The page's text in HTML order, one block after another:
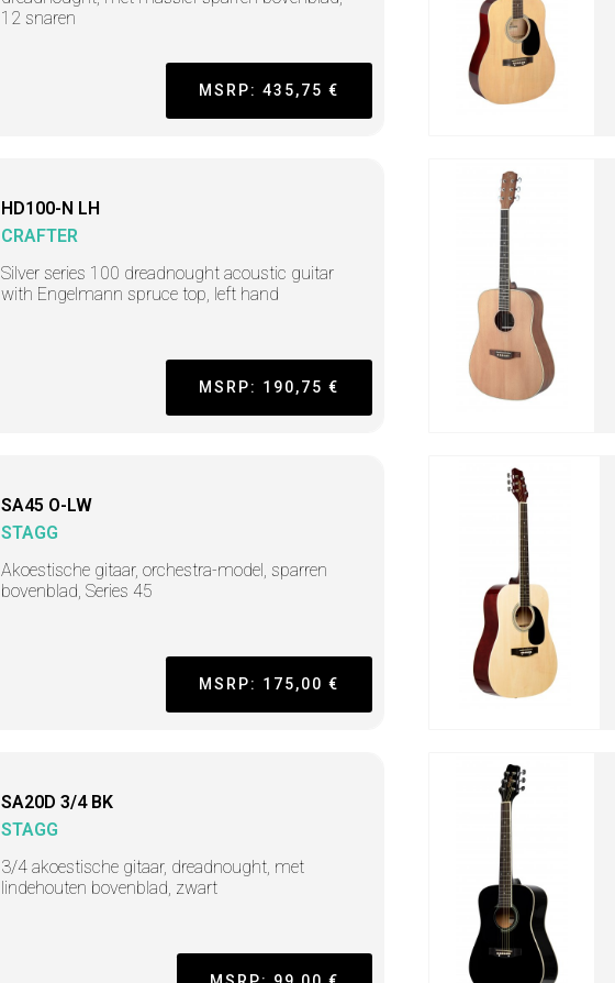
12 snaren
MSRP: 435,75 €
HD100-N LH
CRAFTER
Silver series 100 dreadnought acoustic guitar
with Engelmann spruce top, left hand
MSRP: 190,75 €
SA45 O-LW
STAGG
Akoestische gitaar, orchestra-model, sparren
bovenblad, Series 45
MSRP: 175,00 €
SA20D 3/4 BK
STAGG
3/4 akoestische gitaar, dreadnought, met
lindehouten bovenblad, zwart